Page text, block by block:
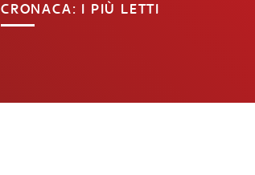
CRONACA: I PIÙ LETTI